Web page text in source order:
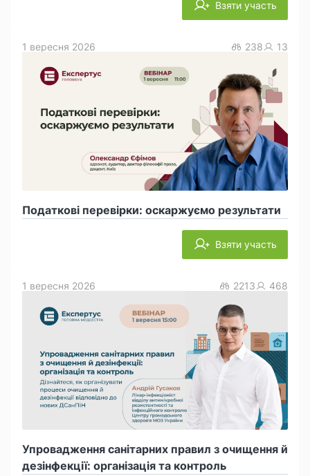
Взяти участь
Податкові перевірки: оскаржуємо результати
1 вересня 2026 238 13
Взяти участь
Упровадження санітарних правил з очищення й
дезінфекції: організація та контроль
1 вересня 2026 2213 468